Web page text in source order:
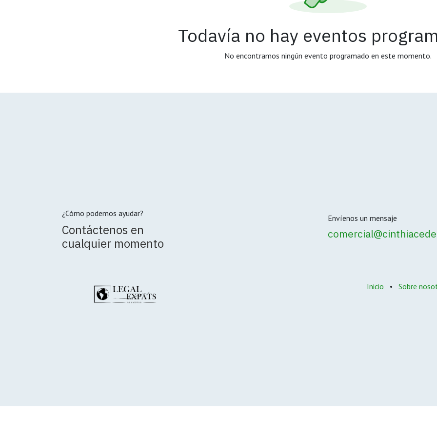
Todavía no hay eventos
No encontramos ningún evento programado en este momento.
¿Cómo podemos ayudar?
Contáctenos en
cualquier momento
Envíenos un mensaje
Inicio • Sobre